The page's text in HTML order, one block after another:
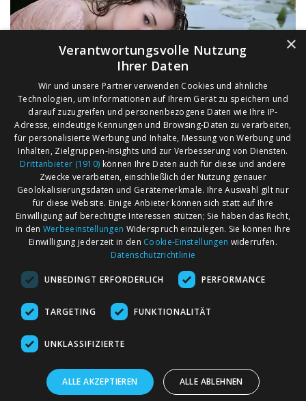
AGB
Impressum
Kontakt
Märkte nach Bundesländern
Märkte nach PLZ
Märkte nach Umkreis
Flohmarkt
×
Verantwortungsvolle Nutzung
Ihrer Daten
Wir und unsere Partner verwenden Cookies und ähnliche
Technologien, um Informationen auf Ihrem Gerät zu speichern und
darauf zuzugreifen und personenbezogene Daten wie Ihre IP-
Adresse, eindeutige Kennungen und Browsing-Daten zu verarbeiten,
für personalisierte Werbung und Inhalte, Messung von Werbung und
Inhalten, Zielgruppen-Insights und zur Verbesserung von Diensten.
Drittanbieter (1910) können Ihre Daten auch für diese und andere
Zwecke verarbeiten, einschließlich der Nutzung genauer
Geolokalisierungsdaten und Gerätemerkmale. Ihre Auswahl gilt nur
für diese Website. Einige Anbieter können sich statt auf Ihre
Einwilligung auf berechtigte Interessen stützen; Sie haben das Recht,
in den Werbeeinstellungen Widerspruch einzulegen. Sie können Ihre
Einwilligung jederzeit in den Cookie-Einstellungen widerrufen.
Datenschutzrichtlinie
UNBEDINGT ERFORDERLICH PERFORMANCE
TARGETING FUNKTIONALITÄT
UNKLASSIFIZIERTE
ALLE AKZEPTIEREN ALLE ABLEHNEN